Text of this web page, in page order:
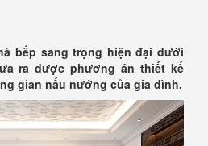
bếp sang trọng hiện đại dưới
ra được phương án thiết kế
gian nấu nướng của gia đình.